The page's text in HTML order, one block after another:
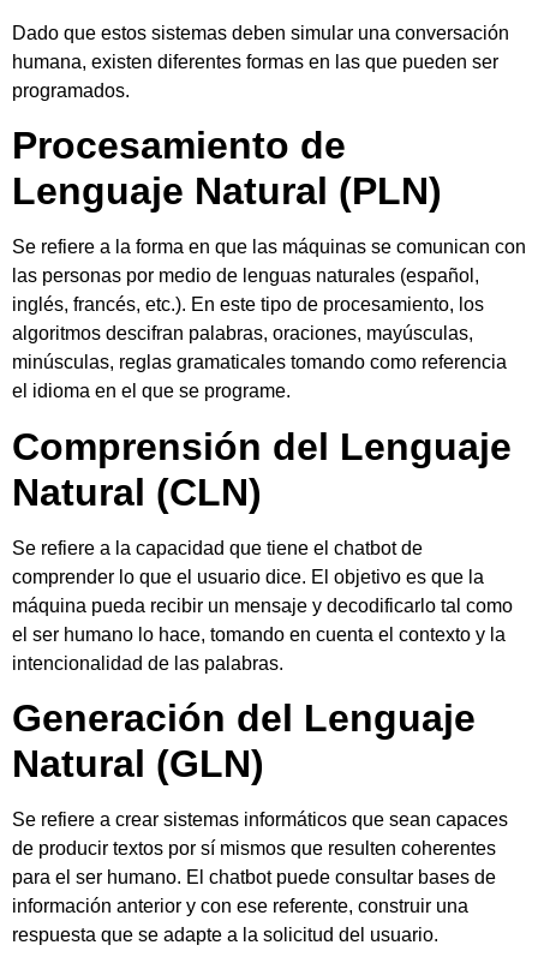
Dado que estos sistemas deben simular una conversación
humana, existen diferentes formas en las que pueden ser
programados.
Procesamiento de
Lenguaje Natural (PLN)
Se refiere a la forma en que las máquinas se comunican con
las personas por medio de lenguas naturales (español,
inglés, francés, etc.). En este tipo de procesamiento, los
algoritmos descifran palabras, oraciones, mayúsculas,
minúsculas, reglas gramaticales tomando como referencia
el idioma en el que se programe.
Comprensión del Lenguaje
Natural (CLN)
Se refiere a la capacidad que tiene el chatbot de
comprender lo que el usuario dice. El objetivo es que la
máquina pueda recibir un mensaje y decodificarlo tal como
el ser humano lo hace, tomando en cuenta el contexto y la
intencionalidad de las palabras.
Generación del Lenguaje
Natural (GLN)
Se refiere a crear sistemas informáticos que sean capaces
de producir textos por sí mismos que resulten coherentes
para el ser humano. El chatbot puede consultar bases de
información anterior y con ese referente, construir una
respuesta que se adapte a la solicitud del usuario.